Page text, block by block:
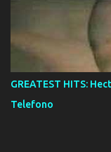
GREATEST HITS:
Telefono